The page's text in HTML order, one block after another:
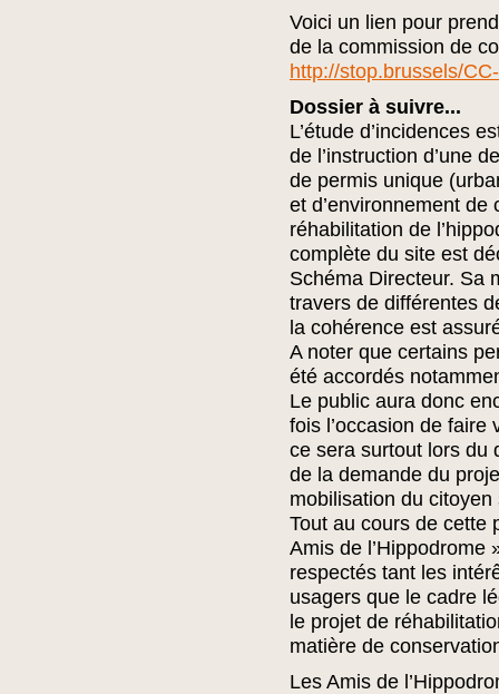
Voici un lien pour
de la commission de
http://stop.brussels/
Dossier à suivre...
L’étude d’incidences
de l’instruction d’une
de permis unique
et d’environnement de
réhabilitation de
complète du site est
Schéma Directeur. Sa
travers de différentes
la cohérence est
A noter que certains
été accordés
Le public aura donc
fois l’occasion de faire
ce sera surtout lors du
de la demande du
mobilisation du
Tout au cours de cette
Amis de l’Hippodrome
respectés tant les
usagers que le cadre
le projet de
matière de
Les Amis de